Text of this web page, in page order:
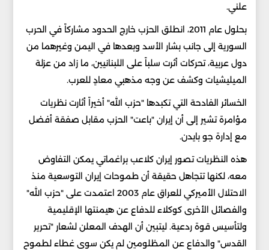
علني.
بحلول عام 2011، انطلق الحزب خارج الحدود مشاركاً في الحرب
السورية إلى جانب بشار الأسد وبعدها في اليمن وغيرهما من
دول عربية، تحركات أثرت سلباً على اللبنانيين، ما زاد من عزلة
الميليشيات وكشف عن وجه مذهبي معادٍ للعرب.
الخسائر الفادحة التي تكبدها "حزب الله" أخيراً أثارت نظريات
مؤامرة تشير إلى أن إيران "باعت" الحزب مقابل صفقة أفضل
مع إدارة جو بايدن.
هذه النظريات تصور إيران كلاعب براغماتي يمكن التفاوض
معه، لكنها تتجاهل حقيقة أن طموحات إيران التوسعية منذ
الاحتلال الأميركي للعراق عام 2003 اعتمدت على "حزب الله"
والفصائل الأخرى كوكلاء للدفاع عن هيمنتها الإقليمية
ولتأسيس قوة ردعية. ليتبين أن الهدف المعلن لشعار "تحرير
القدس" والدفاع عن المظلومين لم يكن سوى غطاء لطموح